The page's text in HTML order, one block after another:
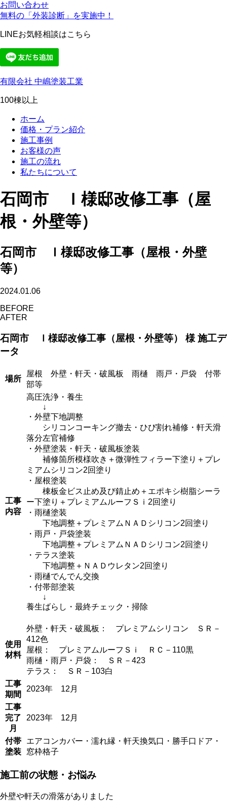
お問い合わせ
無料の「外装診断」を実施中！
LINEお気軽相談はこちら
有限会社 中嶋塗装工業
100棟以上
ホーム
価格・プラン紹介
施工事例
お客様の声
施工の流れ
私たちについて
石岡市 Ｉ様邸改修工事（屋
根・外壁等）
石岡市 Ｉ様邸改修工事（屋根・外壁
等）
2024.01.06
BEFORE
AFTER
石岡市 Ｉ様邸改修工事（屋根・外壁等） 様 施工デ
ータ
場所
屋根 外壁・軒天・破風板 雨樋 雨戸・戸袋 付帯
部等
工事
内容
高圧洗浄・養生
↓
・外壁下地調整
シリコンコーキング撤去・ひび割れ補修・軒天滑
落分左官補修
・外壁塗装・軒天・破風板塗装
補修箇所模様吹き＋微弾性フィラー下塗り＋プレ
ミアムシリコン2回塗り
・屋根塗装
棟板金ビス止め及び錆止め＋エポキシ樹脂シーラ
ー下塗り＋プレミアムルーフＳｉ2回塗り
・雨樋塗装
下地調整＋プレミアムＮＡＤシリコン2回塗り
・雨戸・戸袋塗装
下地調整＋プレミアムＮＡＤシリコン2回塗り
・テラス塗装
下地調整＋ＮＡＤウレタン2回塗り
・雨樋でんでん交換
・付帯部塗装
↓
養生ばらし・最終チェック・掃除
使用
材料
外壁・軒天・破風板： プレミアムシリコン ＳＲ－
412色
屋根： プレミアムルーフＳｉ ＲＣ－110黒
雨樋・雨戸・戸袋： ＳＲ－423
テラス： ＳＲ－103白
工事
期間
2023年 12月
工事
完了
月
2023年 12月
付帯
塗装
エアコンカバー・濡れ縁・軒天換気口・勝手口ドア・
窓枠格子
施工前の状態・お悩み
外壁や軒天の滑落がありました